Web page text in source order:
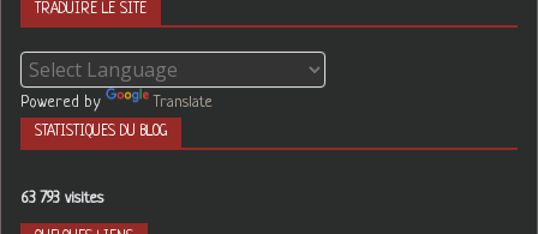
TRADUIRE LE SITE
Powered by Translate
STATISTIQUES DU BLOG
63 793 visites